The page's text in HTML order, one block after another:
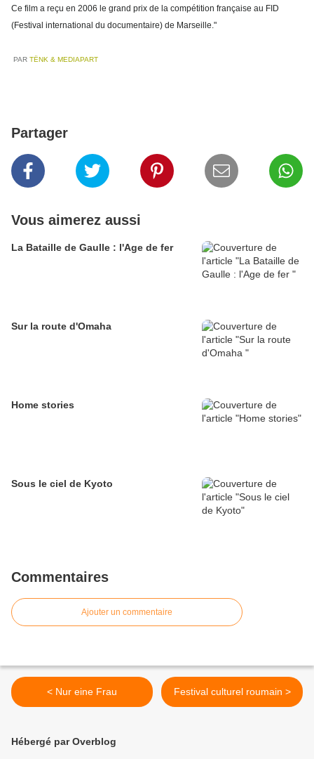
Ce film a reçu en 2006 le grand prix de la compétition française au FID
(Festival international du documentaire) de Marseille."
PAR TËNK & MEDIAPART
Partager
Vous aimerez aussi
La Bataille de Gaulle : l'Age de fer
Sur la route d'Omaha
Home stories
Sous le ciel de Kyoto
Commentaires
Ajouter un commentaire
< Nur eine Frau Festival culturel roumain >
Hébergé par Overblog